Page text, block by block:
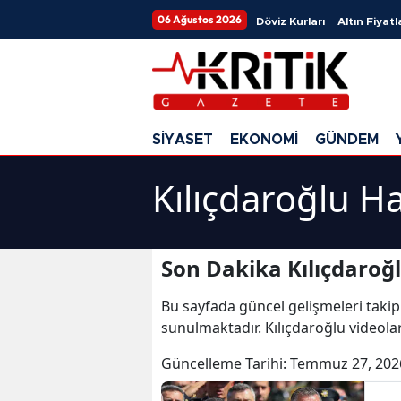
06 Ağustos 2026 Döviz Kurları Altın
SİYASET EKONOMİ GÜNDEM
Kılıçdaroğlu
Son Dakika
Bu sayfada güncel gelişmeleri
sunulmaktadır. Kılıçdaroğlu
Güncelleme Tarihi: Temmuz 27,